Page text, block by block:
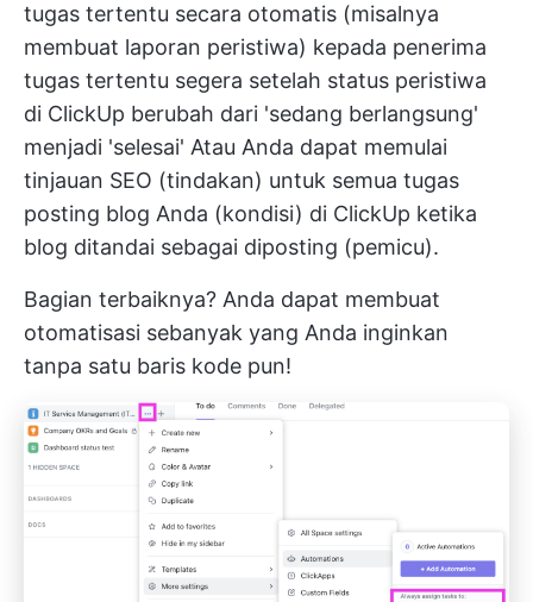
tugas tertentu secara otomatis (misalnya
membuat laporan peristiwa) kepada penerima
tugas tertentu segera setelah status peristiwa
di ClickUp berubah dari 'sedang berlangsung'
menjadi 'selesai' Atau Anda dapat memulai
tinjauan SEO (tindakan) untuk semua tugas
posting blog Anda (kondisi) di ClickUp ketika
blog ditandai sebagai diposting (pemicu).
Bagian terbaiknya? Anda dapat membuat
otomatisasi sebanyak yang Anda inginkan
tanpa satu baris kode pun!